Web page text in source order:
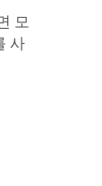
모
사